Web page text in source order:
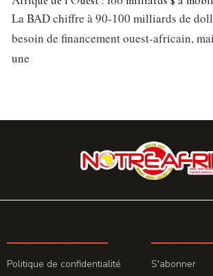
La BAD chiffre à 90-100 milliards de
besoin de financement ouest-africain,
une
Politique de confidentialité
S'abonner